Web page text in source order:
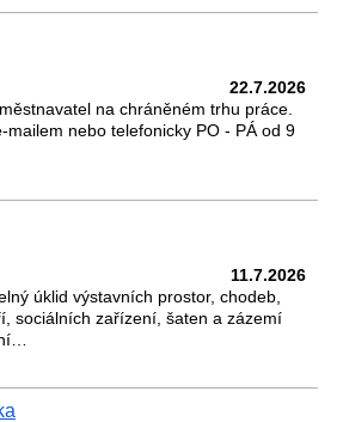
22.7.2026
na chráněném trhu práce.
mailem nebo telefonicky PO - PÁ od 9
11.7.2026
úklid výstavních prostor, chodeb,
sociálních zařízení, šaten a zázemí